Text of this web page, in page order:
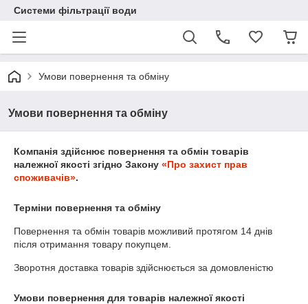
Системи фільтрації води
Умови повернення та обміну
Умови повернення та обміну
Компанія здійснює повернення та обмін товарів
належної якості згідно Закону «Про захист прав
споживачів».
Терміни повернення та обміну
Повернення та обмін товарів можливий протягом 14 днів
після отримання товару покупцем.
Зворотня доставка товарів здійснюється за домовленістю
Умови повернення для товарів належної якості